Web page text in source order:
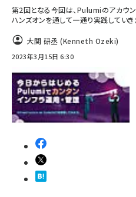
第2回となる今回は、Pulumiのアカウ
ハンズオンを通して一通り実践していき
大関 研丞 (Kenneth Ozeki)
2023年3月15日 6:30